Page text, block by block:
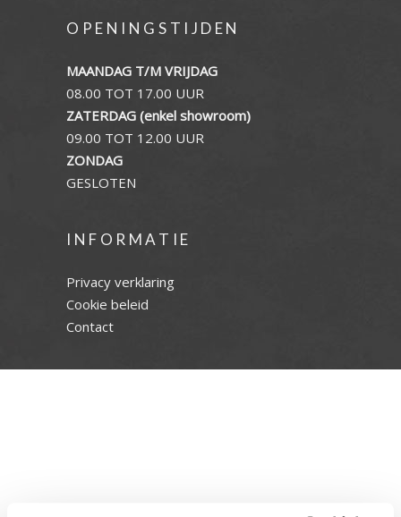
OPENINGSTIJDEN
MAANDAG T/M VRIJDAG
08.00 TOT 17.00 UUR
ZATERDAG (enkel showroom)
09.00 TOT 12.00 UUR
ZONDAG
GESLOTEN
INFORMATIE
Privacy verklaring
Cookie beleid
Contact